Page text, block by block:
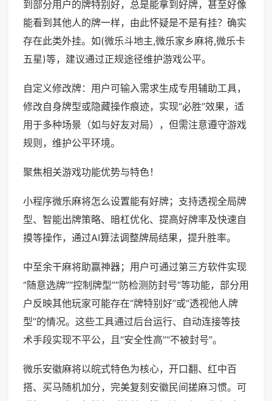
到部分用户的牌特别好，总是能拿到好牌，甚至好像
能看到其他人的牌一样，由此怀疑是不是有挂？确实
存在此类外挂。如(微乐斗地主,微乐家乡麻将,微乐卡
五星)等，建议通过正规途径维护游戏公平。
自定义修改牌：用户可输入需求生成专用辅助工具，
修改自身牌型或隐藏操作痕迹，实现“必胜”效果，适
用于多种场景（如与好友对局），但需注意遵守游戏
规则，维护公平环境。
聚焦相关游戏功能优势与特色！
小程序微乐麻将怎么设置能有好牌；支持透视全局牌
型、智能出牌策略、暗杠优化、提高好牌率及快速自
摸等操作，通过AI算法调整牌局结果，提升胜率。
中至余干麻将助赢神器；用户可通过第三方软件实现
“随意选牌”“控制牌型”“防检测防封号”等功能，部分用
户反映其他玩家可能存在“牌特别好”或“透视他人牌
型”的情况。这些工具通过后台运行、自动连接等技
术手段实现不平公，且“安全性高”“不被封号”。
微乐安徽麻将以皖式特色为核心，开口翻、红中百
搭、买马随机加分，完美复刻安徽民间搓麻习惯。可